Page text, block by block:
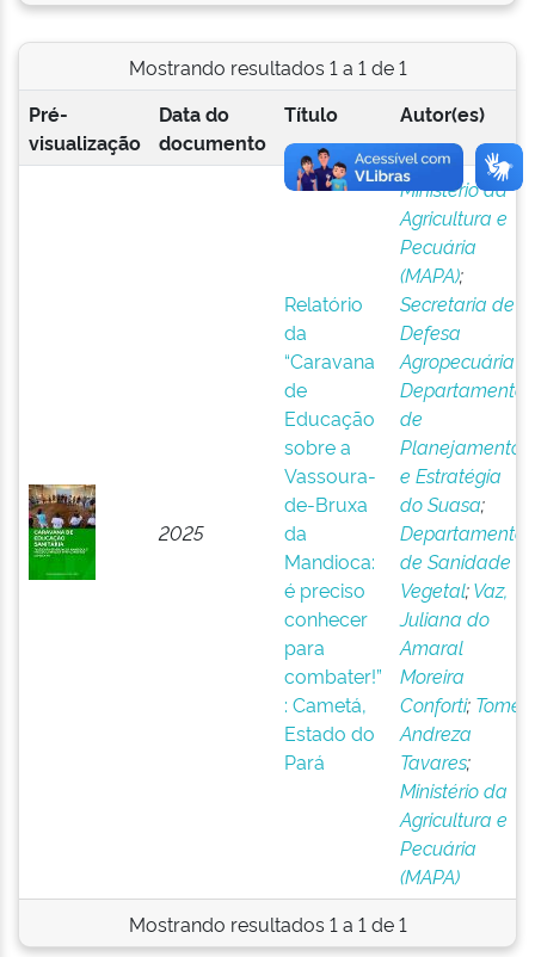
Mostrando resultados 1 a 1 de 1
Pré-
visualização
Data do
documento
Título Autor(es)
2025
Relatório
da
“Caravana
de
Educação
sobre a
Vassoura-
de-Bruxa
da
Mandioca:
é preciso
conhecer
para
combater!”
: Cametá,
Estado do
Pará
Ministério da
Agricultura e
Pecuária
(MAPA);
Secretaria de
Defesa
Agropecuária
Departamento
de
Planejamento
e Estratégia
do Suasa;
Departamento
de Sanidade
Vegetal;Vaz,
Juliana do
Amaral
Moreira
Conforti; Tomé,
Andreza
Tavares;
Ministério da
Agricultura e
Pecuária
(MAPA)
Mostrando resultados 1 a 1 de 1